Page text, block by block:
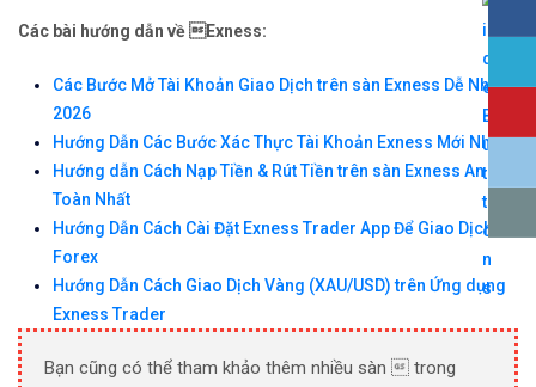
Các bài hướng dẫn về Exness:
Các Bước Mở Tài Khoản Giao Dịch trên sàn Exness Dễ Nhất
2026
Hướng Dẫn Các Bước Xác Thực Tài Khoản Exness Mới Nhất
Hướng dẫn Cách Nạp Tiền & Rút Tiền trên sàn Exness An
Toàn Nhất
Hướng Dẫn Cách Cài Đặt Exness Trader App Để Giao Dịch
Forex
Hướng Dẫn Cách Giao Dịch Vàng (XAU/USD) trên Ứng dụng
Exness Trader
Bạn cũng có thể tham khảo thêm nhiều sàn  trong